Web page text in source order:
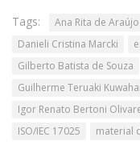
Tags: Ana Rita de
Danieli Cristina Marcki
Gilberto Batista de Souza
Guilherme Teruaki
Igor Renato Bertoni
ISO/IEC 17025
material